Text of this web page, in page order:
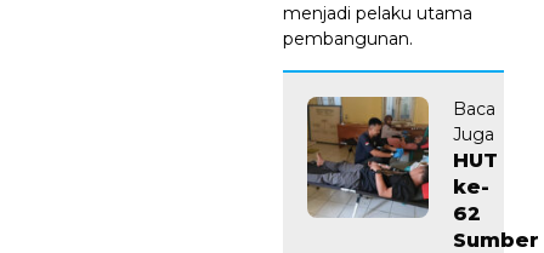
menjadi pelaku utama
pembangunan.
Baca
Juga
HUT
ke-
62
Sumber